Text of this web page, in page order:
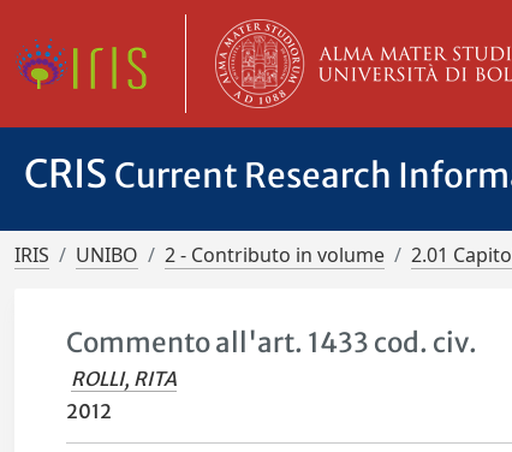
CRIS Current Research
IRIS UNIBO 2 - Contributo in volume 2.01
Commento all'art. 1433 cod. civ.
ROLLI, RITA
2012